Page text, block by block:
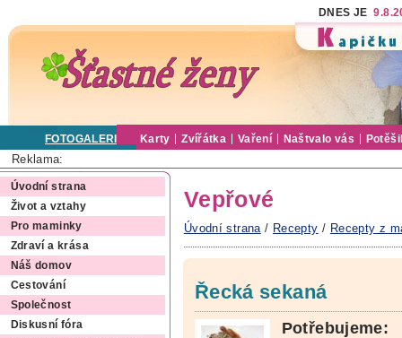
DNES JE
FOTOGALERIE Karty Zvířátka Vaření Naštvalo vás
Reklama:
Úvodní strana
Život a vztahy
Pro maminky
Zdraví a krása
Náš domov
Cestování
Společnost
Diskusní fóra
Vepřové
Úvodní strana / Recepty / Recepty z
Řecká sekaná
Potřebujeme: